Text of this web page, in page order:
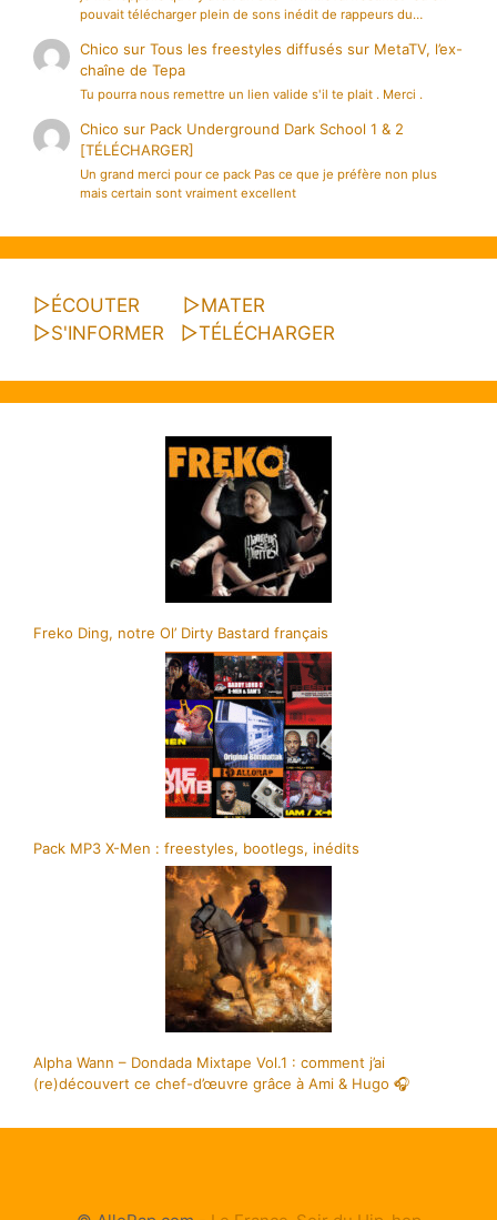
pouvait télécharger plein de sons inédit de rappeurs du…
Chico surTous les freestyles diffusés sur MetaTV, l’ex-
chaîne de Tepa
Tu pourra nous remettre un lien valide s'il te plait . Merci .
Chico sur Pack Underground Dark School 1 & 2
[TÉLÉCHARGER]
Un grand merci pour ce pack Pas ce que je préfère non plus
mais certain sont vraiment excellent
▷ÉCOUTER ▷MATER
▷S'INFORMER ▷TÉLÉCHARGER
Freko Ding, notre Ol’ Dirty Bastard français
Pack MP3 X-Men : freestyles, bootlegs, inédits
Alpha Wann – Dondada Mixtape Vol.1 : comment j’ai
(re)découvert ce chef-d’œuvre grâce à Ami & Hugo 🎧